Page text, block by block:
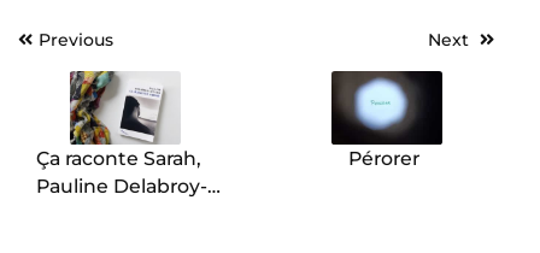
Navigation
l’article
Previous
Ça raconte Sarah,
Pauline Delabroy-
Next
Pérorer